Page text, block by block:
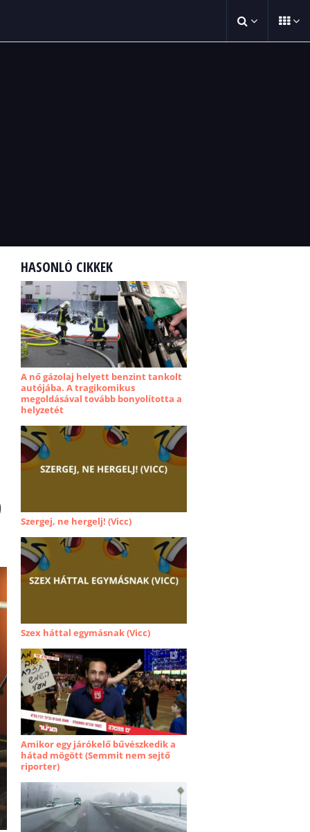
HASONLÓ CIKKEK
A nő gázolaj helyett benzint tankolt
autójába. A tragikomikus
megoldásával tovább bonyolította a
helyzetét
Szergej, ne hergelj! (Vicc)
Szex háttal egymásnak (Vicc)
Amikor egy járókelő bűvészkedik a
hátad mögött (Semmit nem sejtő
riporter)